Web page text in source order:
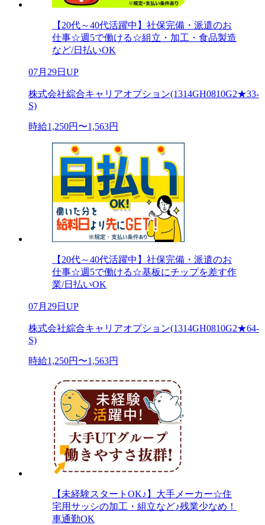
【20代～40代活躍中】社保完備・派遣のお
仕事☆週5で働ける☆組立・加工・食品製造
など/日払いOK
07月29日UP
株式会社綜合キャリアオプション(1314GH0810G2★33-
S)
時給1,250円〜1,563円
【20代～40代活躍中】社保完備・派遣のお
仕事☆週5で働ける☆基板にチップを差す作
業/日払いOK
07月29日UP
株式会社綜合キャリアオプション(1314GH0810G2★64-
S)
時給1,250円〜1,563円
【未経験スタートOK♪】大手メーカー☆住
宅用サッシの加工・組立など♪残業少なめ！
車通勤OK